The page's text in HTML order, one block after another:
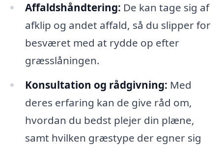
Affaldshåndtering: De kan tage sig af
afklip og andet affald, så du slipper for
besværet med at rydde op efter
græsslåningen.
Konsultation og rådgivning: Med
deres erfaring kan de give råd om,
hvordan du bedst plejer din plæne,
samt hvilken græstype der egner sig